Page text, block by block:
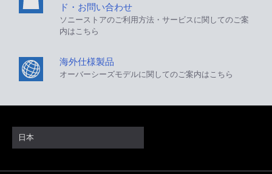
ド・お問い合わせ
ソニーストアのご利用方法・サービスに関してのご案
内はこちら
海外仕様製品
オーバーシーズモデルに関してのご案内はこちら
日本